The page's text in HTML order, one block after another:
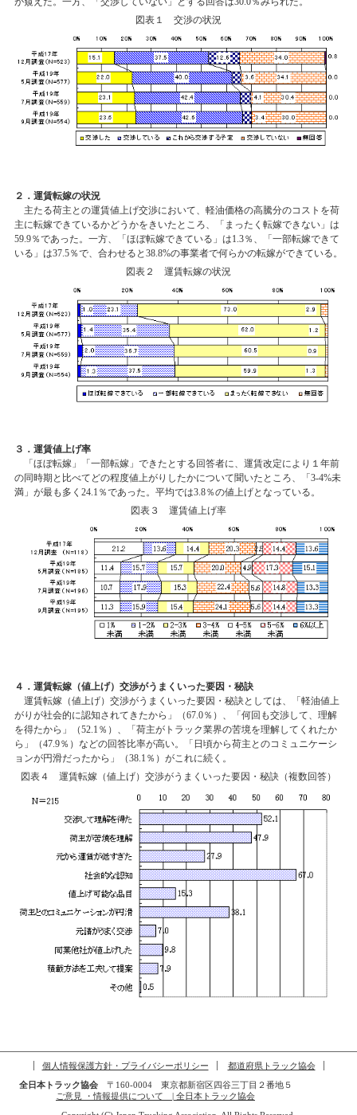
図表１ 交渉の状況
２．運賃転嫁の状況
主たる荷主との運賃値上げ交渉において、軽油価格の高騰分のコストを荷
主に転嫁できているかどうかをきいたところ、「まったく転嫁できない」は
59.9％であった。一方、「ほぼ転嫁できている」は1.3％、「一部転嫁できて
いる」は37.5％で、合わせると38.8%の事業者で何らかの転嫁ができている。
図表２ 運賃転嫁の状況
３．運賃値上げ率
「ほぼ転嫁」「一部転嫁」できたとする回答者に、運賃改定により１年前
の同時期と比べてどの程度値上がりしたかについて聞いたところ、「3-4%未
満」が最も多く24.1％であった。平均では3.8％の値上げとなっている。
図表３ 運賃値上げ率
４．運賃転嫁（値上げ）交渉がうまくいった要因・秘訣
運賃転嫁（値上げ）交渉がうまくいった要因・秘訣としては、「軽油値上
がりが社会的に認知されてきたから」（67.0％）、「何回も交渉して、理解
を得たから」（52.1％）、「荷主がトラック業界の苦境を理解してくれたか
ら」（47.9％）などの回答比率が高い。「日頃から荷主とのコミュニケーシ
ョンが円滑だったから」（38.1％）がこれに続く。
図表４ 運賃転嫁（値上げ）交渉がうまくいった要因・秘訣（複数回答）
個人情報保護方針・プライバシーポリシー
都道府県トラック協会
全日本トラック協会〒160-0004 東京都新宿区四谷三丁目２番地５
ご意見 ・情報提供について | 全日本トラック協会